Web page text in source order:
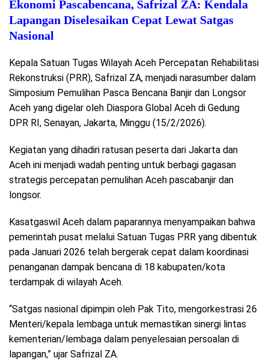
Ekonomi Pascabencana, Safrizal ZA: Kendala
Lapangan Diselesaikan Cepat Lewat Satgas
Nasional
Kepala Satuan Tugas Wilayah Aceh Percepatan Rehabilitasi
Rekonstruksi (PRR), Safrizal ZA, menjadi narasumber dalam
Simposium Pemulihan Pasca Bencana Banjir dan Longsor
Aceh yang digelar oleh Diaspora Global Aceh di Gedung
DPR RI, Senayan, Jakarta, Minggu (15/2/2026).
Kegiatan yang dihadiri ratusan peserta dari Jakarta dan
Aceh ini menjadi wadah penting untuk berbagi gagasan
strategis percepatan pemulihan Aceh pascabanjir dan
longsor.
Kasatgaswil Aceh dalam paparannya menyampaikan bahwa
pemerintah pusat melalui Satuan Tugas PRR yang dibentuk
pada Januari 2026 telah bergerak cepat dalam koordinasi
penanganan dampak bencana di 18 kabupaten/kota
terdampak di wilayah Aceh.
“Satgas nasional dipimpin oleh Pak Tito, mengorkestrasi 26
Menteri/kepala lembaga untuk memastikan sinergi lintas
kementerian/lembaga dalam penyelesaian persoalan di
lapangan,” ujar Safrizal ZA.